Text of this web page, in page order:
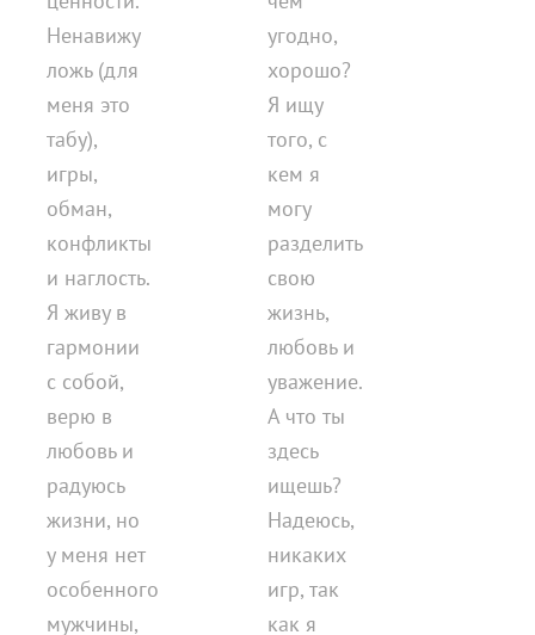
Ненавижу
ложь (для
меня это
табу),
игры,
обман,
конфликты
и наглость.
Я живу в
гармонии
с собой,
верю в
любовь и
радуюсь
жизни, но
у меня нет
особенного
мужчины,
угодно,
хорошо?
Я ищу
того, с
кем я
могу
разделить
свою
жизнь,
любовь и
уважение.
А что ты
здесь
ищешь?
Надеюсь,
никаких
игр, так
как я